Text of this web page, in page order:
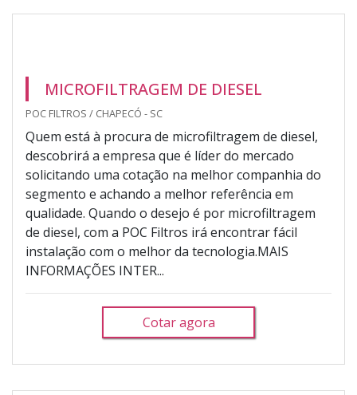
MICROFILTRAGEM DE DIESEL
POC FILTROS / CHAPECÓ - SC
Quem está à procura de microfiltragem de diesel,
descobrirá a empresa que é líder do mercado
solicitando uma cotação na melhor companhia do
segmento e achando a melhor referência em
qualidade. Quando o desejo é por microfiltragem
de diesel, com a POC Filtros irá encontrar fácil
instalação com o melhor da tecnologia.MAIS
INFORMAÇÕES INTER...
Cotar agora